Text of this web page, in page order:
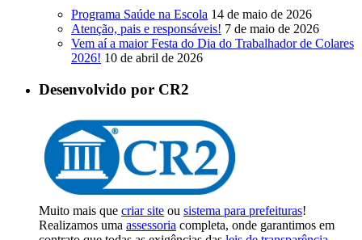
Programa Saúde na Escola 14 de maio de 2026
Atenção, pais e responsáveis! 7 de maio de 2026
Vem aí a maior Festa do Dia do Trabalhador de Colares
2026! 10 de abril de 2026
Desenvolvido por CR2
Muito mais que criar site ou sistema para prefeituras!
Realizamos uma assessoria completa, onde garantimos em